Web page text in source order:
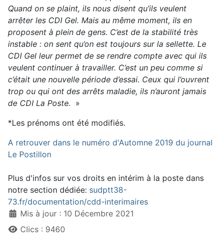
Quand on se plaint, ils nous disent qu’ils veulent
arrêter les CDI Gel. Mais au même moment, ils en
proposent à plein de gens. C’est de la stabilité très
instable : on sent qu’on est toujours sur la sellette. Le
CDI Gel leur permet de se rendre compte avec qui ils
veulent continuer à travailler. C’est un peu comme si
c’était une nouvelle période d’essai. Ceux qui l’ouvrent
trop ou qui ont des arrêts maladie, ils n’auront jamais
de CDI La Poste. »
*Les prénoms ont été modifiés.
A retrouver dans le numéro d'Automne 2019 du journal
Le Postillon
Plus d'infos sur vos droits en intérim à la poste dans
notre section dédiée: sudptt38-
73.fr/documentation/cdd-interimaires
DétailsMis à jour : 10 Décembre 2021
Clics : 9460